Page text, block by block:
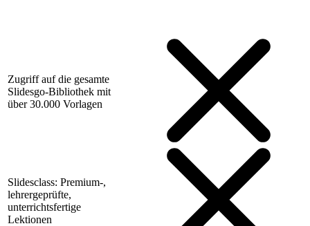
Zugriff auf die gesamte
Slidesgo-Bibliothek mit
über 30.000 Vorlagen
Slidesclass: Premium-,
lehrergeprüfte,
unterrichtsfertige
Lektionen